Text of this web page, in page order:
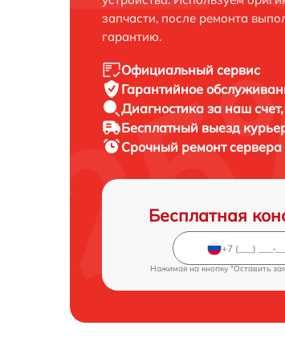
запчасти, после ремонта
гарантию.
Официальный сервис
Гарантийное
Диагностика за наш счет,
Бесплатный выезд
Срочный ремонт
Бесплатная
Нажимая на кнопку "Оставить